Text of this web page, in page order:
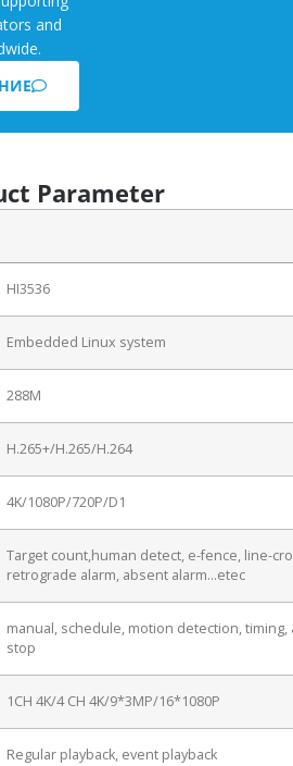
and
Parameter
HI3536
Embedded Linux system
288M
H.265+/H.265/H.264
4K/1080P/720P/D1
Target count,human detect, e-fence, line-
retrograde alarm, absent alarm…etec
manual, schedule, motion detection, timing,
stop
1CH 4K/4 CH 4K/9*3MP/16*1080P
Regular playback, event playback